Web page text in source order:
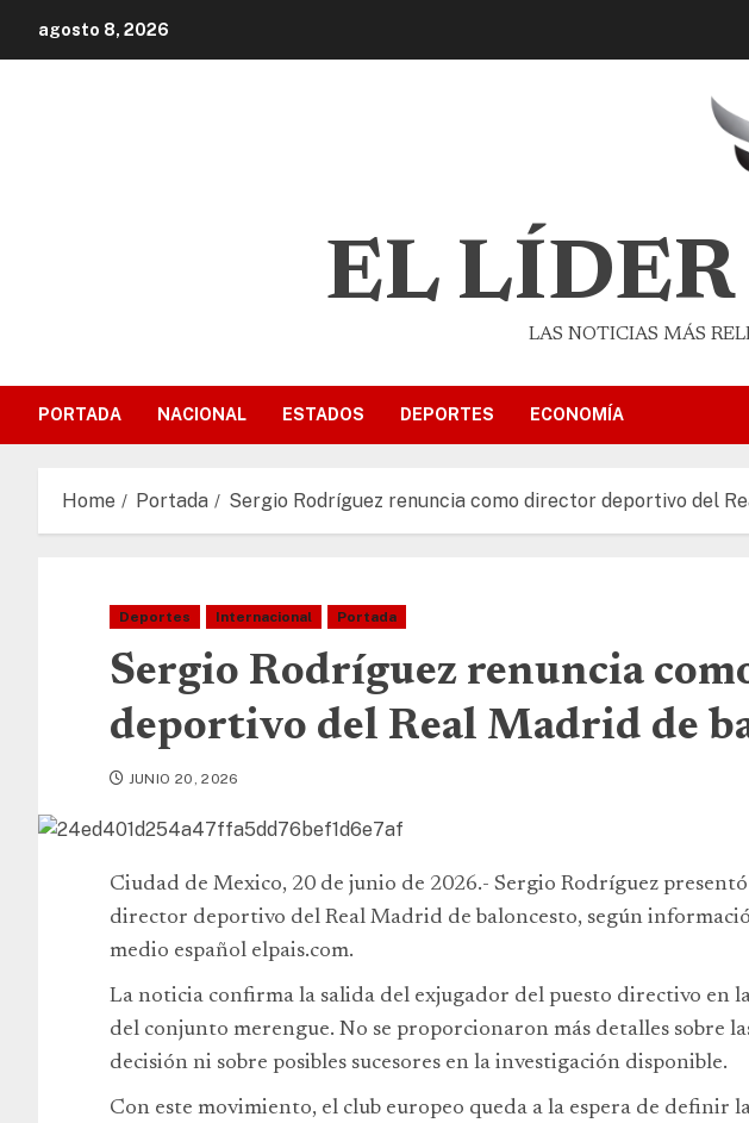
agosto 8, 2026
EL
LAS NOTICIAS MÁS
PORTADA NACIONAL ESTADOS DEPORTES ECONOMÍA
Home Portada Sergio Rodríguez renuncia como director deportivo del
Deportes Internacional Portada
Sergio Rodríguez renuncia
deportivo del Real Madrid de
JUNIO 20, 2026
Ciudad de Mexico, 20 de junio de 2026.- Sergio Rodríguez
director deportivo del Real Madrid de baloncesto, según
medio español elpais.com.
La noticia confirma la salida del exjugador del puesto directivo en
del conjunto merengue. No se proporcionaron más detalles sobre
decisión ni sobre posibles sucesores en la investigación disponible.
Con este movimiento, el club europeo queda a la espera de definir